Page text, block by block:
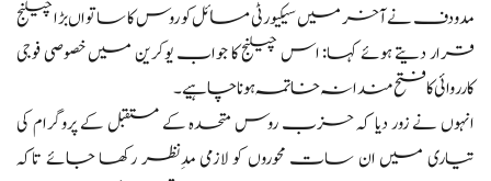
مدودف نے آخر میں سیکیورٹی مسائل کو روس کا ساتواں بڑا چیلنج
قرار دیتے ہوئے کہا: اس چیلنج کا جواب یوکرین میں خصوصی فوجی
کارروائی کا فتح مندانہ خاتمہ ہونا چاہیے۔
انہوں نے زور دیا کہ حزب روس متحدہ کے مستقبل کے پروگرام کی
تیاری میں ان سات محوروں کو لازمی مدِنظر رکھا جائے تاکہ